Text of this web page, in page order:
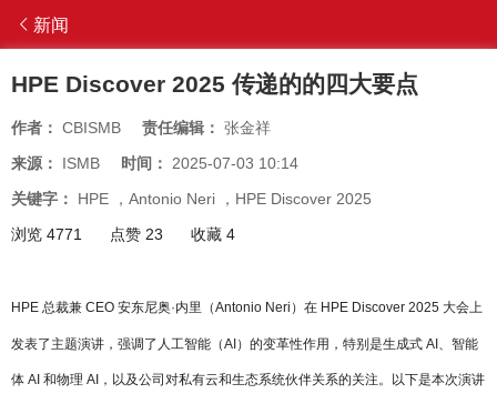
新闻
HPE Discover 2025 传递的的四大要点
作者： CBISMB 责任编辑： 张金祥
来源： ISMB 时间： 2025-07-03 10:14
关键字： HPE ， Antonio Neri ， HPE Discover 2025
浏览 4771
点赞 23 收藏 4
HPE 总裁兼 CEO 安东尼奥·内里（Antonio Neri）在 HPE Discover 2025 大会上
发表了主题演讲，强调了人工智能（AI）的变革性作用，特别是生成式 AI、智能
体 AI 和物理 AI，以及公司对私有云和生态系统伙伴关系的关注。以下是本次演讲